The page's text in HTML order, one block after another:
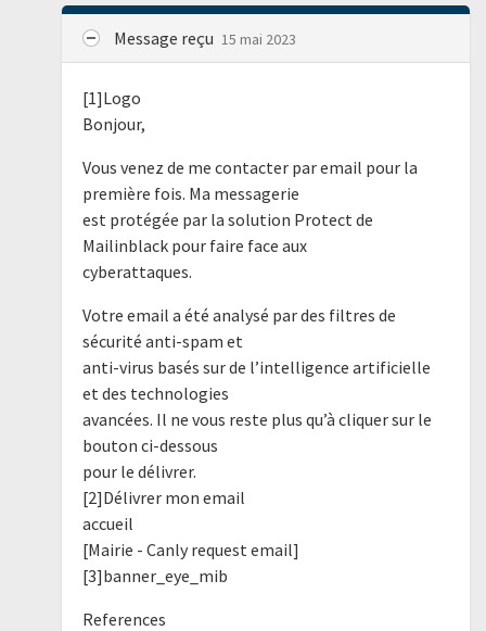
Message reçu 15 mai 2023
[1]Logo
Bonjour,
Vous venez de me contacter par email pour la
première fois. Ma messagerie
est protégée par la solution Protect de
Mailinblack pour faire face aux
cyberattaques.
Votre email a été analysé par des filtres de
sécurité anti-spam et
anti-virus basés sur de l’intelligence artificielle
et des technologies
avancées. Il ne vous reste plus qu’à cliquer sur le
bouton ci-dessous
pour le délivrer.
[2]Délivrer mon email
accueil
[Mairie - Canly request email]
[3]banner_eye_mib
References